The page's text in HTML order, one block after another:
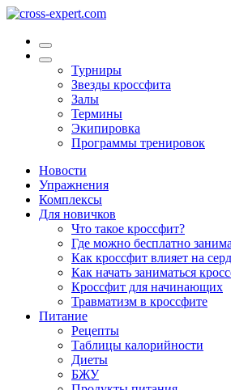
Турниры
Звезды кроссфита
Залы
Термины
Экипировка
Программы тренировок
Новости
Упражнения
Комплексы
Для новичков
Что такое кроссфит?
Где можно бесплатно
Как кроссфит влияет на
Как начать заниматься
Кроссфит для начинающих
Травматизм в кроссфите
Питание
Рецепты
Таблицы калорийности
Диеты
БЖУ